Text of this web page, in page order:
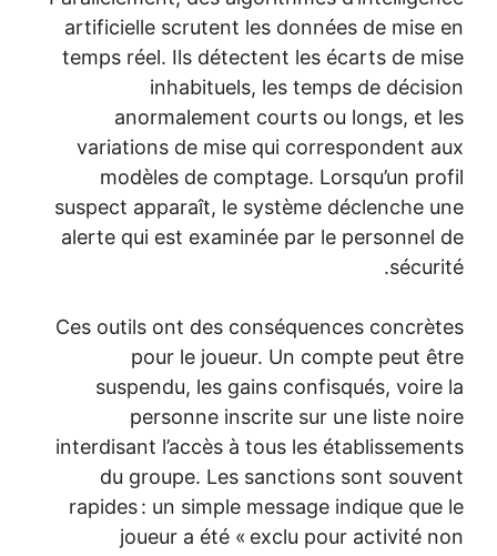
artificielle scrutent les
temps réel. Ils détectent les
inhabituels, les
anormalement courts
variations de mise qui
modèles de comptage.
suspect apparaît, le système
alerte qui est examinée par le
Ces outils ont des
pour le joueur. Un
suspendu, les gains
personne inscrite sur
interdisant l’accès à tous les
du groupe. Les sanctions
rapides : un simple message
joueur a été « exclu